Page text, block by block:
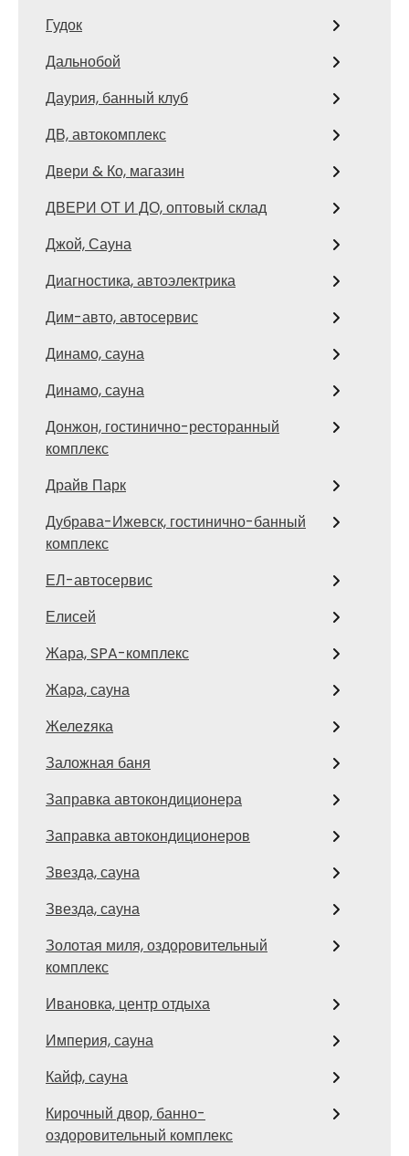
Гудок
Дальнобой
Даурия, банный клуб
ДВ, автокомплекс
Двери & Ко, магазин
ДВЕРИ ОТ И ДО, оптовый склад
Джой, Сауна
Диагностика, автоэлектрика
Дим-авто, автосервис
Динамо, сауна
Динамо, сауна
Донжон, гостинично-ресторанный
комплекс
Драйв Парк
Дубрава-Ижевск, гостинично-банный
комплекс
ЕЛ-автосервис
Елисей
Жара, SPA-комплекс
Жара, сауна
Желеzяка
Заложная баня
Заправка автокондиционера
Заправка автокондиционеров
Звезда, сауна
Звезда, сауна
Золотая миля, оздоровительный
комплекс
Ивановка, центр отдыха
Империя, сауна
Кайф, сауна
Кирочный двор, банно-
оздоровительный комплекс